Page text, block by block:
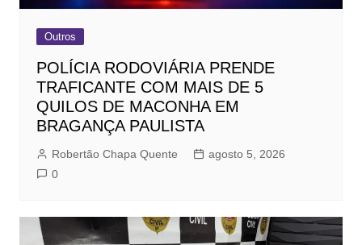
Outros
POLÍCIA RODOVIÁRIA PRENDE
TRAFICANTE COM MAIS DE 5
QUILOS DE MACONHA EM
BRAGANÇA PAULISTA
Robertão Chapa Quente
agosto 5, 2026
0